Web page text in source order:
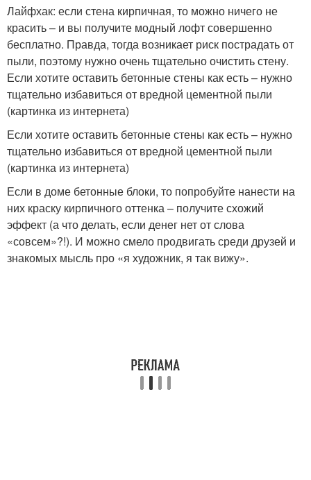
Лайфхак: если стена кирпичная, то можно ничего не
красить – и вы получите модный лофт совершенно
бесплатно. Правда, тогда возникает риск пострадать от
пыли, поэтому нужно очень тщательно очистить стену.
Если хотите оставить бетонные стены как есть – нужно
тщательно избавиться от вредной цементной пыли
(картинка из интернета)
Если хотите оставить бетонные стены как есть – нужно
тщательно избавиться от вредной цементной пыли
(картинка из интернета)
Если в доме бетонные блоки, то попробуйте нанести на
них краску кирпичного оттенка – получите схожий
эффект (а что делать, если денег нет от слова
«совсем»?!). И можно смело продвигать среди друзей и
знакомых мысль про «я художник, я так вижу».